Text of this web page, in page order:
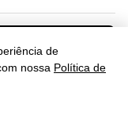
de
nossa Política de